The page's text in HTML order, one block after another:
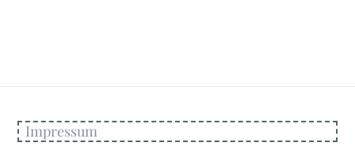
Impressum